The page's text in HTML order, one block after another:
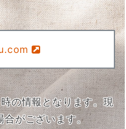
の情報となります。現
合がございます。